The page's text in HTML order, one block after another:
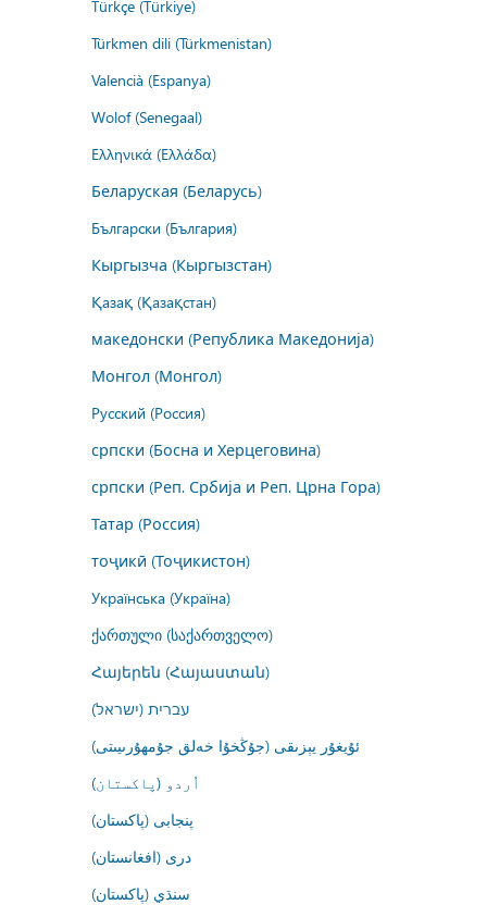
Türkçe (Türkiye)
Türkmen dili (Türkmenistan)
Valencià (Espanya)
Wolof (Senegaal)
Ελληνικά (Ελλάδα)
Беларуская (Беларусь)
Български (България)
Кыргызча (Кыргызстан)
Қазақ (Қазақстан)
македонски (Република Македонија)
Монгол (Монгол)
Русский (Россия)
српски (Босна и Херцеговина)
српски (Реп. Србија и Реп. Црна Гора)
Татар (Россия)
тоҷикӣ (Тоҷикистон)
Українська (Україна)
ქართული (საქართველო)
Հայերեն (Հայաստան)
עברית (ישראל)
ئۇيغۇر يېزىقى (جۇڭخۇا خەلق جۇمھۇرىيىتى)
اُردو (پاکستان)
پنجابی (پاکستان)
درى (افغانستان)
سنڌي (پاکستان)